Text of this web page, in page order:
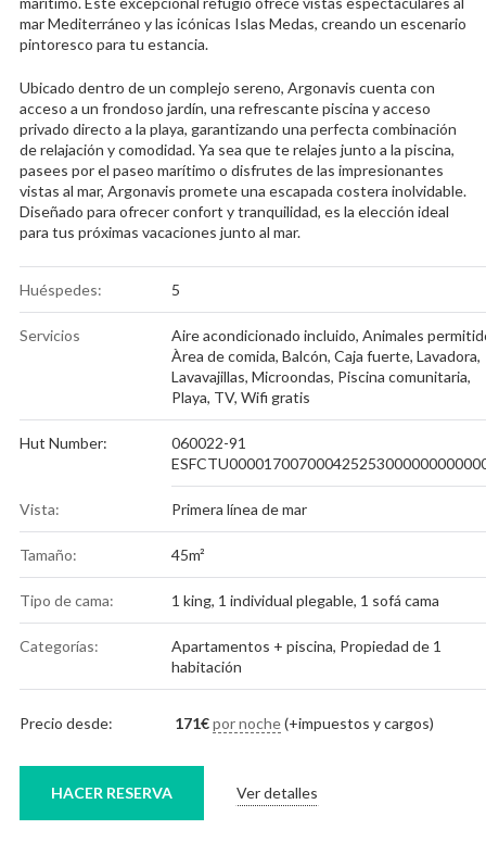
mar Mediterráneo y las icónicas Islas Medas, creando un escenario
pintoresco para tu estancia.
Ubicado dentro de un complejo sereno, Argonavis cuenta con
acceso a un frondoso jardín, una refrescante piscina y acceso
privado directo a la playa, garantizando una perfecta combinación
de relajación y comodidad. Ya sea que te relajes junto a la piscina,
pasees por el paseo marítimo o disfrutes de las impresionantes
vistas al mar, Argonavis promete una escapada costera inolvidable.
Diseñado para ofrecer confort y tranquilidad, es la elección ideal
para tus próximas vacaciones junto al mar.
Huéspedes: 5
Servicios Aire acondicionado incluido, Animales
Àrea de comida, Balcón, Caja fuerte, Lavadora,
Lavavajillas, Microondas, Piscina comunitaria,
Playa, TV, Wifi gratis
Hut Number:
060022-91
Vista: Primera línea de mar
Tamaño: 45m²
Tipo de cama: 1 king, 1 individual plegable, 1 sofá cama
Categorías: Apartamentos + piscina, Propiedad de 1
habitación
Precio desde: 171€ por noche(+impuestos y cargos)
Ver detalles
HACER RESERVA